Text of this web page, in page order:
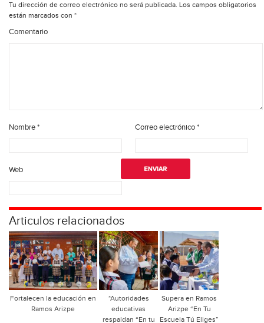
Tu dirección de correo electrónico no será publicada. Los campos obligatorios
están marcados con *
Comentario
Nombre* Correo electrónico*
Web
Articulos relacionados
Fortalecen la educación en
Ramos Arizpe
*Autoridades
educativas
respaldan “En tu
Supera en Ramos
Arizpe “En Tu
Escuela Tú Eliges”